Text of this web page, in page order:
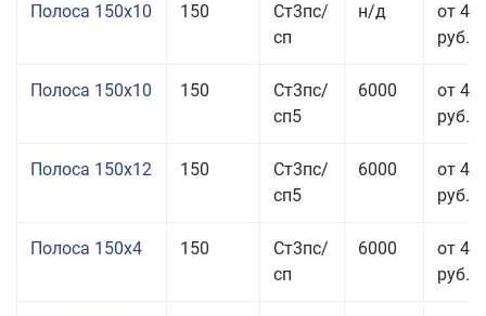
Полоса 150x10 150
Ст3пс/
сп
н/д
от 43
руб.
Полоса 150x10 150
Ст3пс/
сп5
6000
от 43
руб.
Полоса 150x12 150
Ст3пс/
сп5
6000
от 45
руб.
Полоса 150x4 150
Ст3пс/
сп
6000
от 46
руб.